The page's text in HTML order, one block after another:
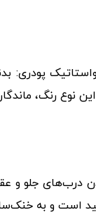
پودری:
نوع رنگ،
درب‌های جلو و
است و به